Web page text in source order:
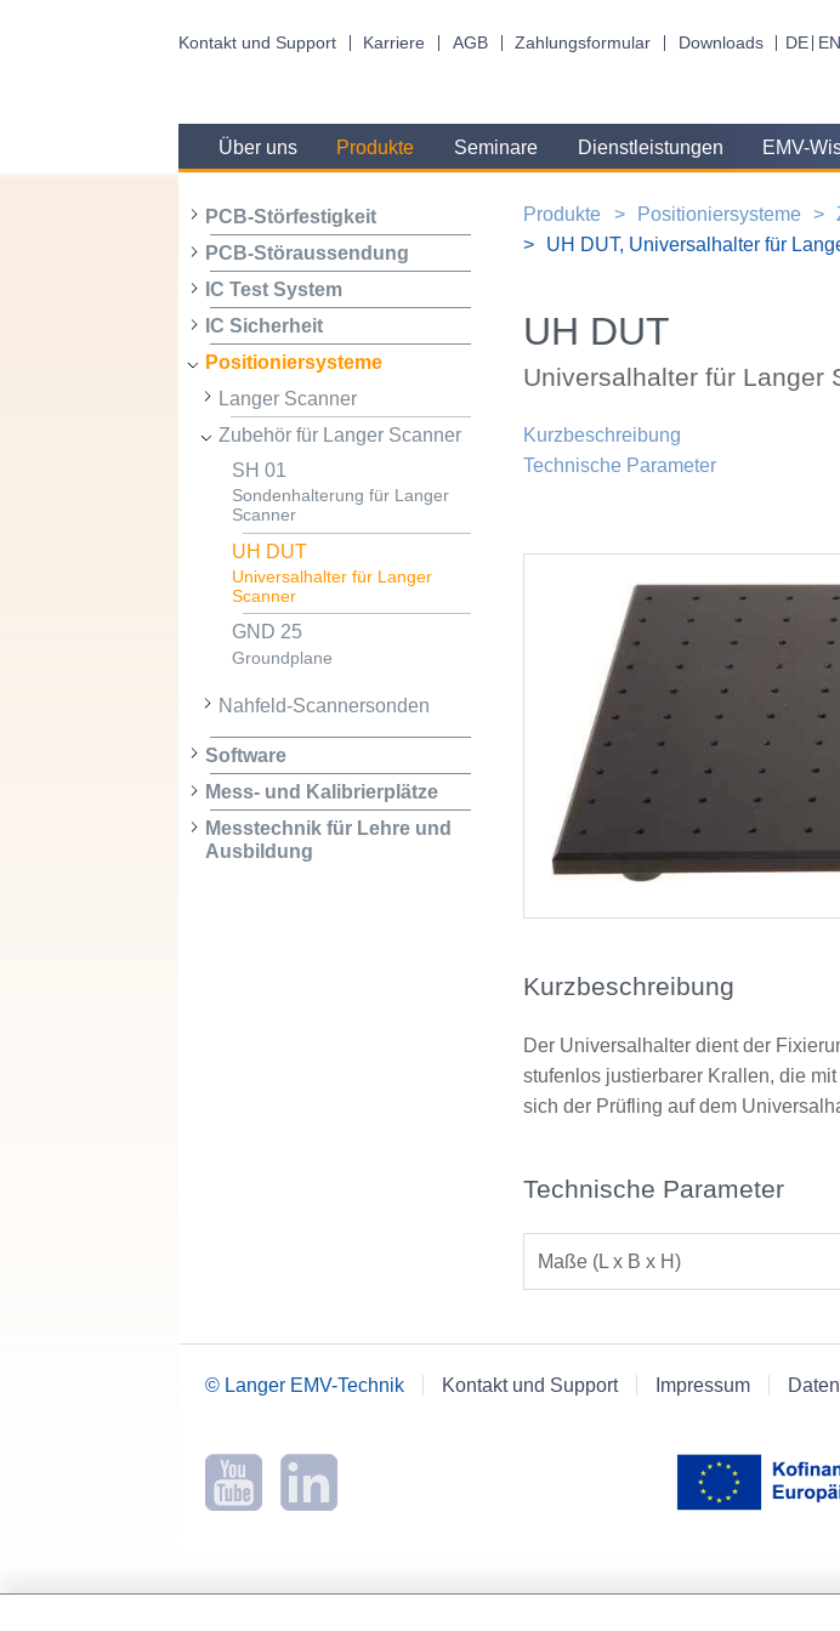
Kontakt und Support Karriere AGB Zahlungsformular Downloads DE EN
Über uns Produkte Seminare Dienstleistungen EMV-
PCB-Störfestigkeit
PCB-Störaussendung
IC Test System
IC Sicherheit
Positioniersysteme
Langer Scanner
Zubehör für Langer Scanner
SH 01
Sondenhalterung für Langer
Scanner
UH DUT
Universalhalter für Langer
Scanner
GND 25
Groundplane
Nahfeld-Scannersonden
Software
Mess- und Kalibrierplätze
Messtechnik für Lehre und
Ausbildung
Produkte Positioniersysteme
UH DUT, Universalhalter für
UH DUT
Universalhalter für Langer
Kurzbeschreibung
Technische Parameter
Kurzbeschreibung
Der Universalhalter dient der
stufenlos justierbarer Krallen, die
sich der Prüfling auf dem
Technische Parameter
Maße (L x B x H)
© Langer EMV-Technik Kontakt und Support Impressum